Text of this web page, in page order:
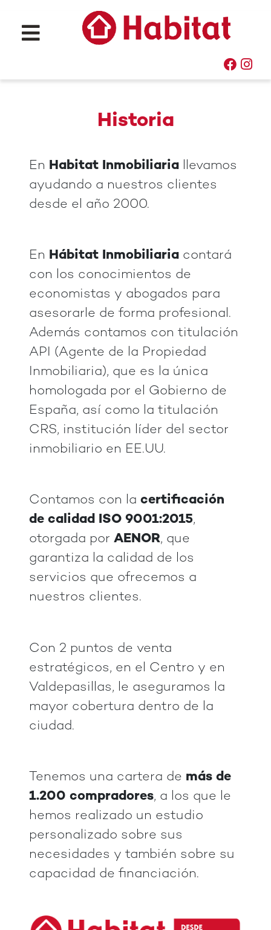
Historia
En Habitat Inmobiliariallevamos
ayudando a nuestros clientes
desde el año 2000.
En Hábitat Inmobiliariacontará
con los conocimientos de
economistas y abogados para
asesorarle de forma profesional.
Además contamos con titulación
API (Agente de la Propiedad
Inmobiliaria), que es la única
homologada por el Gobierno de
España, así como la titulación
CRS, institución líder del sector
inmobiliario en EE.UU.
Contamos con la certificación
de calidad ISO 9001:2015,
otorgada por AENOR, que
garantiza la calidad de los
servicios que ofrecemos a
nuestros clientes.
Con 2 puntos de venta
estratégicos, en el Centro y en
Valdepasillas, le aseguramos la
mayor cobertura dentro de la
ciudad.
Tenemos una cartera de más de
1.200 compradores, a los que le
hemos realizado un estudio
personalizado sobre sus
necesidades y también sobre su
capacidad de financiación.